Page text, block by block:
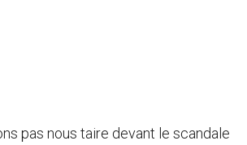
pas nous taire devant le scandale